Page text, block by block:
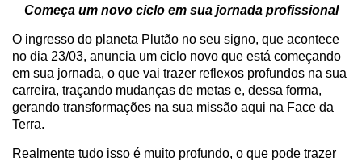
Começa um novo ciclo em sua jornada profissional
O ingresso do planeta Plutão no seu signo, que acontece
no dia 23/03, anuncia um ciclo novo que está começando
em sua jornada, o que vai trazer reflexos profundos na sua
carreira, traçando mudanças de metas e, dessa forma,
gerando transformações na sua missão aqui na Face da
Terra.
Realmente tudo isso é muito profundo, o que pode trazer